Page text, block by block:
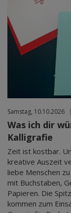
Samstag, 10.10.2026 |
Was ich dir
Kalligrafie
Zeit ist kostbar.
kreative Auszeit
liebe Menschen
mit Buchstaben,
Papieren. Die
kommen zum